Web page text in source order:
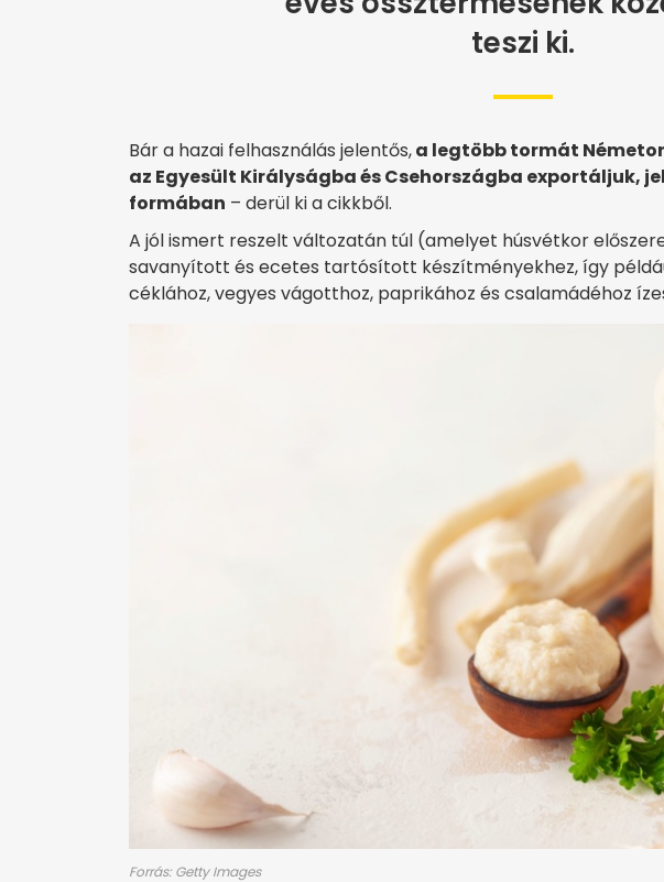
teszi ki.
Bár a hazai felhasználás jelentős,a legtöbb tormát
az Egyesült Királyságba és Csehországba exportáljuk,
formában – derül ki a cikkből.
A jól ismert reszelt változatán túl (amelyet húsvétkor
savanyított és ecetes tartósított készítményekhez, így
céklához, vegyes vágotthoz, paprikához és csalamádéhoz
Forrás: Getty Images